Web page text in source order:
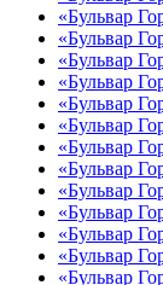
«Бульвар
«Бульвар
«Бульвар
«Бульвар
«Бульвар
«Бульвар
«Бульвар
«Бульвар
«Бульвар
«Бульвар
«Бульвар
«Бульвар
«Бульвар